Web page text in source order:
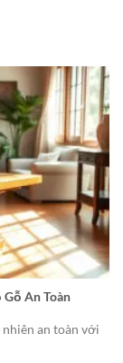
An Toàn
an toàn với